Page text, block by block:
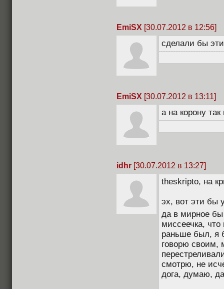
EmiSX [30.07.2012 в 12:56]
сделали бы
EmiSX [30.07.2012 в 13:11]
а на корону
idhr [30.07.2012 в 13:27]
theskripto, на
эх, вот эти бы
да в мирное
миссеечка,
раньше был, я
говорю своим,
смотрю, не
дога, думаю,